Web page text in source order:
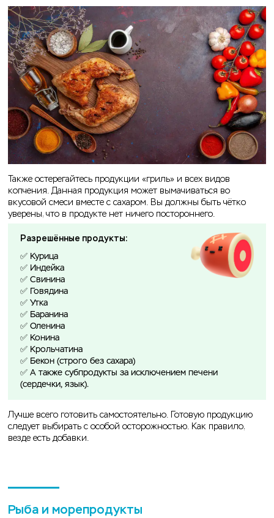
Также остерегайтесь продукции «гриль» и всех видов
копчения. Данная продукция может вымачиваться во
вкусовой смеси вместе с сахаром. Вы должны быть чётко
уверены, что в продукте нет ничего постороннего.
Разрешённые продукты:
✅ Курица
✅ Индейка
✅ Свинина
✅ Говядина
✅ Утка
✅ Баранина
✅ Оленина
✅ Конина
✅ Крольчатина
✅ Бекон (строго без сахара)
✅ А также субпродукты за исключением печени
(сердечки, язык).
Лучше всего готовить самостоятельно. Готовую продукцию
следует выбирать с особой осторожностью. Как правило,
везде есть добавки.
Рыба и морепродукты